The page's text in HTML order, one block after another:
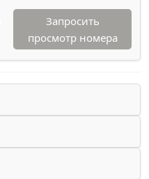
Запросить
просмотр номера